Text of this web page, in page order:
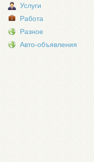
Услуги
Работа
Разное
Авто-объявления